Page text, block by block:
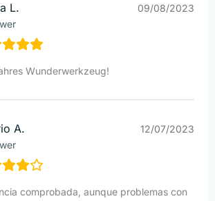
L. 09/08/2023
Wunderwerkzeug!
A. 12/07/2023
comprobada, aunque problemas con